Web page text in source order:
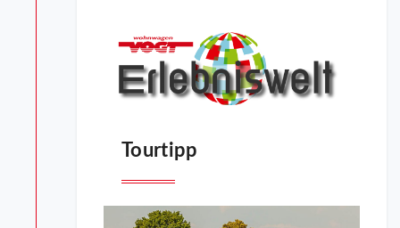
Tourtipp